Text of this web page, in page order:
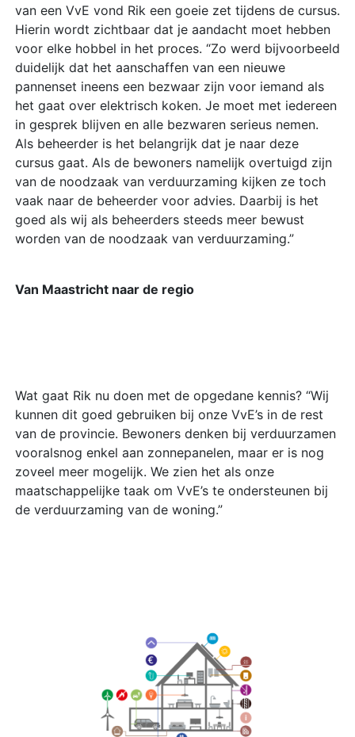
van een VvE vond Rik een goeie zet tijdens de cursus.
Hierin wordt zichtbaar dat je aandacht moet hebben
voor elke hobbel in het proces. “Zo werd bijvoorbeeld
duidelijk dat het aanschaffen van een nieuwe
pannenset ineens een bezwaar zijn voor iemand als
het gaat over elektrisch koken. Je moet met iedereen
in gesprek blijven en alle bezwaren serieus nemen.
Als beheerder is het belangrijk dat je naar deze
cursus gaat. Als de bewoners namelijk overtuigd zijn
van de noodzaak van verduurzaming kijken ze toch
vaak naar de beheerder voor advies. Daarbij is het
goed als wij als beheerders steeds meer bewust
worden van de noodzaak van verduurzaming.”
Van Maastricht naar de regio
Wat gaat Rik nu doen met de opgedane kennis? “Wij
kunnen dit goed gebruiken bij onze VvE’s in de rest
van de provincie. Bewoners denken bij verduurzamen
vooralsnog enkel aan zonnepanelen, maar er is nog
zoveel meer mogelijk. We zien het als onze
maatschappelijke taak om VvE’s te ondersteunen bij
de verduurzaming van de woning.”